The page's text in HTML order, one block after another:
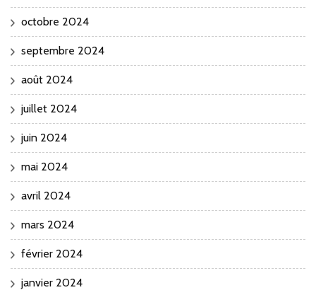
octobre 2024
septembre 2024
août 2024
juillet 2024
juin 2024
mai 2024
avril 2024
mars 2024
février 2024
janvier 2024